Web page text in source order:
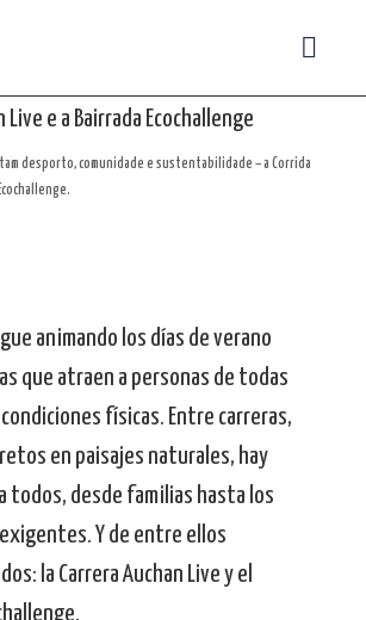
Live e a Bairrada Ecochallenge
desporto, comunidade e sustentabilidade – a Corrida
animando los días de verano
que atraen a personas de todas
condiciones físicas. Entre carreras,
en paisajes naturales, hay
todos, desde familias hasta los
Y de entre ellos
la Carrera Auchan Live y el